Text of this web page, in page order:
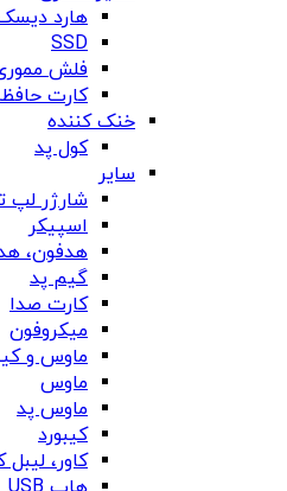
هارد
SSD
فلش
کارت
خنک کننده
کول پد
سایر
شارژر لپ
اسپیکر
هدفون،
گیم پد
کارت صدا
میکروفون
ماوس و
ماوس
ماوس پد
کیبورد
کاور، لیبل